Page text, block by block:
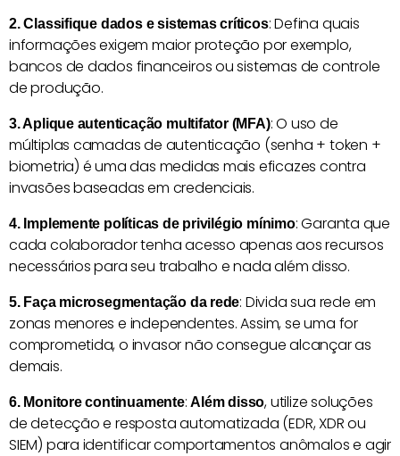
2. Classifique dados e sistemas críticos: Defina quais
informações exigem maior proteção por exemplo,
bancos de dados financeiros ou sistemas de controle
de produção.
3. Aplique autenticação multifator (MFA): O uso de
múltiplas camadas de autenticação (senha + token +
biometria) é uma das medidas mais eficazes contra
invasões baseadas em credenciais.
4. Implemente políticas de privilégio mínimo: Garanta que
cada colaborador tenha acesso apenas aos recursos
necessários para seu trabalho e nada além disso.
5. Faça microsegmentação da rede: Divida sua rede em
zonas menores e independentes. Assim, se uma for
comprometida, o invasor não consegue alcançar as
demais.
6. Monitore continuamente:Além disso, utilize soluções
de detecção e resposta automatizada (EDR, XDR ou
SIEM) para identificar comportamentos anômalos e agir